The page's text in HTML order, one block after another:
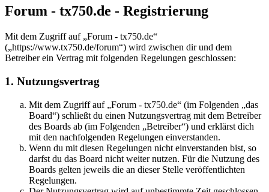
Forum - tx750.de - Registrierung
Mit dem Zugriff auf „Forum - tx750.de“
(„https://www.tx750.de/forum“) wird zwischen dir und dem
Betreiber ein Vertrag mit folgenden Regelungen geschlossen:
1. Nutzungsvertrag
Mit dem Zugriff auf „Forum - tx750.de“ (im Folgenden „das
Board“) schließt du einen Nutzungsvertrag mit dem Betreiber
des Boards ab (im Folgenden „Betreiber“) und erklärst dich
mit den nachfolgenden Regelungen einverstanden.
Wenn du mit diesen Regelungen nicht einverstanden bist, so
darfst du das Board nicht weiter nutzen. Für die Nutzung des
Boards gelten jeweils die an dieser Stelle veröffentlichten
Regelungen.